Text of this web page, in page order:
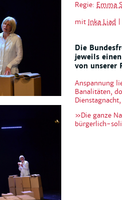
Regie: Emma
mit Inka Liad
Die
jeweils
von unserer
Anspannung
Banalitäten,
»Die ganze
bürgerlich-